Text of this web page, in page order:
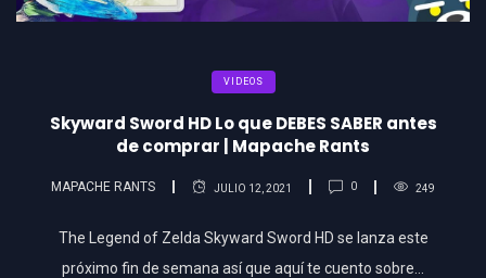
VIDEOS
Skyward Sword HD Lo que DEBES SABER antes
de comprar | Mapache Rants
MAPACHE RANTS JULIO 12, 2021 0 249
The Legend of Zelda Skyward Sword HD se lanza este
próximo fin de semana así que aquí te cuento sobre…